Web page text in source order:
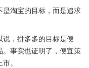
淘宝的目标，而是追求
，拼多多的目标是便
事实也证明了，便宜策
。